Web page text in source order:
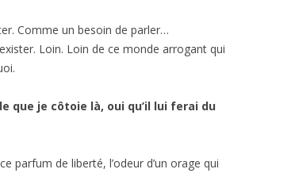
Comme un besoin de parler…
Loin. Loin de ce monde arrogant qui
que je côtoie là, oui qu’il lui ferai du
parfum de liberté, l’odeur d’un orage qui